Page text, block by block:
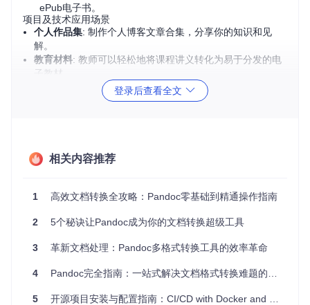
ePub电子书。
项目及技术应用场景
个人作品集: 制作个人博客文章合集，分享你的知识和见
解。
教育材料: 教师可以轻松地将课程讲义转化为易于分发的电
子教材。
: 作家可以用Markdown撰写小说，直接发布到各
简单易用: 不需深入了解编程，只需熟悉Markdown，就能
开始制作电子书。
验。
兼容性强: 输出的ePub格式被广泛支持，可在大多数电子
子书制作方案，那么Pandoc Book Maker Template绝对是你
登录后查看全文
相关内容推荐
1 高效文档转换全攻略：Pandoc零基础到精通操作指南
2 5个秘诀让Pandoc成为你的文档转换超级工具
3 革新文档处理：Pandoc多格式转换工具的效率革命
4 Pandoc完全指南：一站式解决文档格式转换难题的5个实用技巧
5 开源项目安装与配置指南：CI/CD with Docker and Kubernetes